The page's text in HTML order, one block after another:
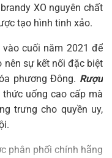
XO nguyên chất
tạo hình tinh xảo.
cuối năm 2021 để
nên sự kết nối đặc biệt
phương Đông. Rượu
uống cao cấp mà
trưng cho quyền uy,
phân phối chính hãng